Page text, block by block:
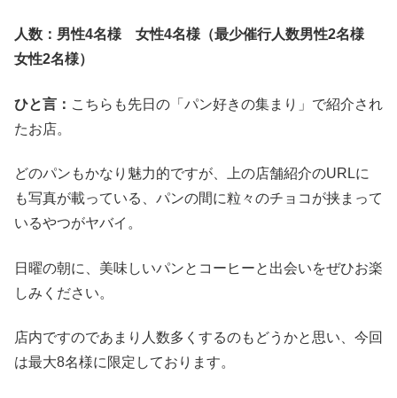
人数：男性4名様 女性4名様（最少催行人数男性2名様
女性2名様）
ひと言： こちらも先日の「パン好きの集まり」で紹介され
たお店。
どのパンもかなり魅力的ですが、上の店舗紹介のURLに
も写真が載っている、パンの間に粒々のチョコが挟まって
いるやつがヤバイ。
日曜の朝に、美味しいパンとコーヒーと出会いをぜひお楽
しみください。
店内ですのであまり人数多くするのもどうかと思い、今回
は最大8名様に限定しております。